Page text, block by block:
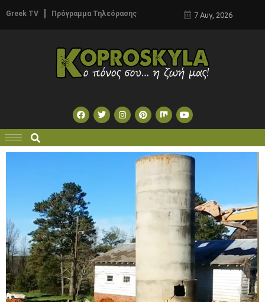
Greek TV Πρόγραμμα Τηλεόρασης 7 Αυγ, 2026